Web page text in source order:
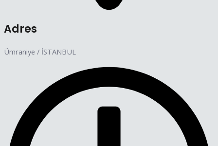
Adres
Ümraniye / İSTANBUL